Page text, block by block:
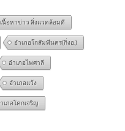
เนื้อหาข่าว สิ่งแวดล้อมดี
อำเภอโกสัมพีนคร(กิ่งอ.)
อำเภอไพศาลี
อำเภอแว้ง
เภอโคกเจริญ